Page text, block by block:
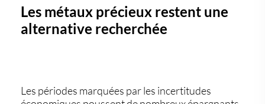
Les métaux précieux restent une
alternative recherchée
Les périodes marquées par les incertitudes